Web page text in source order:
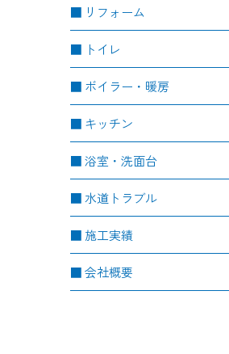
リフォーム
トイレ
ボイラー・暖房
キッチン
浴室・洗面台
水道トラブル
施工実績
会社概要